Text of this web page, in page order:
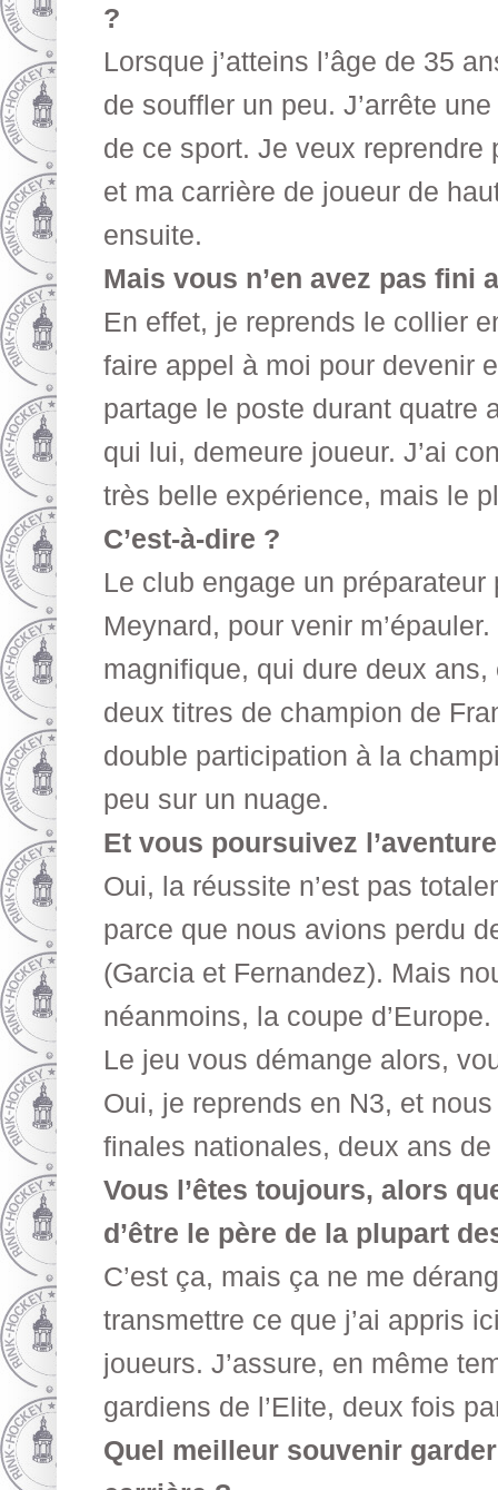
?
Lorsque j’atteins l’âge de 35
de souffler un peu. J’arrête
de ce sport. Je veux reprendre
et ma carrière de joueur de
ensuite.
Mais vous n’en avez pas fini
En effet, je reprends le collier
faire appel à moi pour devenir
partage le poste durant quatre
qui lui, demeure joueur. J’ai
très belle expérience, mais le
C’est-à-dire ?
Le club engage un
Meynard, pour venir
magnifique, qui dure deux
deux titres de champion de
double participation à la
peu sur un nuage.
Et vous poursuivez
Oui, la réussite n’est pas
parce que nous avions perdu
(Garcia et Fernandez). Mais
néanmoins, la coupe d’Europe.
Le jeu vous démange alors,
Oui, je reprends en N3, et
finales nationales, deux ans
Vous l’êtes toujours, alors
d’être le père de la plupart
C’est ça, mais ça ne me
transmettre ce que j’ai appris
joueurs. J’assure, en même
gardiens de l’Elite, deux fois
Quel meilleur souvenir